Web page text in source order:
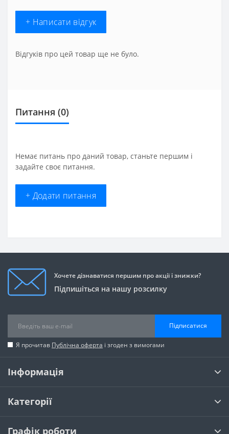
+ Написати відгук
Відгуків про цей товар ще не було.
Питання (0)
Немає питань про даний товар, станьте першим і
задайте своє питання.
+ Додати питання
Хочете дізнаватися першим про акції і знижки?
Підпишіться на нашу розсилку
Підписатися
Я прочитав Публічна оферта і згоден з вимогами
Інформація
Категорії
Графік роботи